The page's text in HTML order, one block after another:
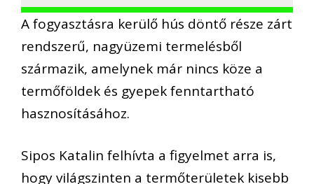
A fogyasztásra kerülő hús döntő része zárt
rendszerű, nagyüzemi termelésből
származik, amelynek már nincs köze a
termőföldek és gyepek fenntartható
hasznosításához.
Sipos Katalin felhívta a figyelmet arra is,
hogy világszinten a termőterületek kisebb